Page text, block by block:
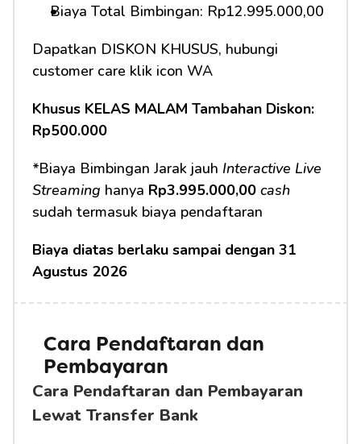
Biaya Total Bimbingan: Rp12.995.000,00
Dapatkan DISKON KHUSUS, hubungi
customer care klik icon WA
Khusus KELAS MALAM Tambahan Diskon:
Rp500.000
*Biaya Bimbingan Jarak jauh Interactive Live
Streaming hanya Rp3.995.000,00 cash
sudah termasuk biaya pendaftaran
Biaya diatas berlaku sampai dengan 31
Agustus 2026
Cara Pendaftaran dan
Pembayaran
Cara Pendaftaran dan Pembayaran
Lewat Transfer Bank